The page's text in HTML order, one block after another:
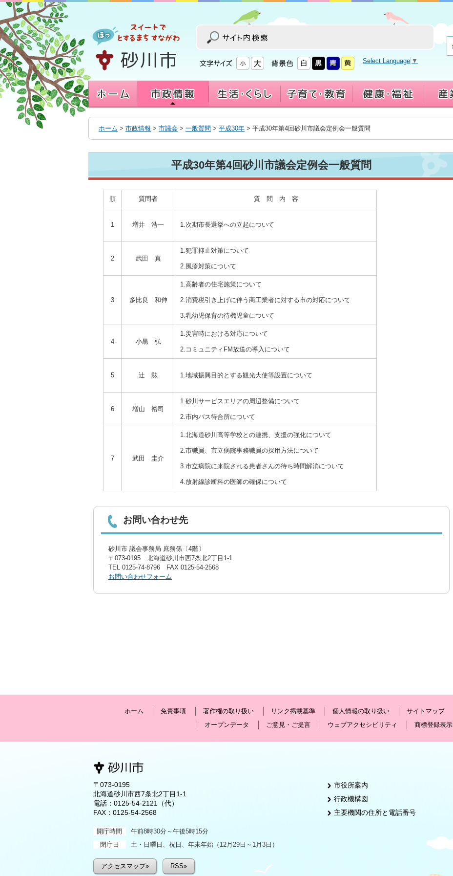
へ
移
動
す
る
Select Language ▼
ホーム > 市政情報 > 市議会 > 一般質問 > 平成30年 > 平成30年第4回砂川市議会定例会一般質問
平成30年第4回砂川市議会定例会一般質問
順 質問者 質 問 内 容
1 増井 浩一 1.次期市長選挙への立起について
2 武田 真
1.犯罪抑止対策について
2.風疹対策について
3 多比良 和伸
1.高齢者の住宅施策について
2.消費税引き上げに伴う商工業者に対する市の対応について
3.乳幼児保育の待機児童について
4 小黒 弘
1.災害時における対応について
2.コミュニティFM放送の導入について
5 辻 勲 1.地域振興目的とする観光大使等設置について
6 増山 裕司
1.砂川サービスエリアの周辺整備について
2.市内バス待合所について
7 武田 圭介
1.北海道砂川高等学校との連携、支援の強化について
2.市職員、市立病院事務職員の採用方法について
3.市立病院に来院される患者さんの待ち時間解消について
4.放射線診断科の医師の確保について
お問い合わせ先
砂川市 議会事務局 庶務係〔4階〕
〒073-0195 北海道砂川市西7条北2丁目1-1
TEL 0125-74-8796 FAX 0125-54-2568
お問い合わせフォーム
ホーム 免責事項 著作権の取り扱い リンク掲載基準 個人情報の取り扱い サイトマップ
オープンデータ
ご意見・ご提言 ウェブアクセシビリティ 商標登録表示
〒073-0195
北海道砂川市西7条北2丁目1-1
電話： 0125-54-2121
（代）
FAX：0125-54-2568
開庁時間
午前8時30分～午後5時15分
閉庁日
土・日曜日、祝日、年末年始（12月29日～1月3日）
アクセスマップ» RSS»
市役所案内
行政機構図
主要機関の住所と電話番号